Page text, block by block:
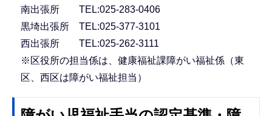
南出張所 TEL:025-283-0406
黒埼出張所 TEL:025-377-3101
西出張所 TEL:025-262-3111
※区役所の担当係は、健康福祉課障がい福祉係（東
区、西区は障がい福祉担当）